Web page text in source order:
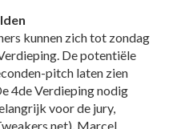
kunnen zich tot zondag
De potentiële
pitch laten zien
4de Verdieping nodig
voor de jury,
Marcel